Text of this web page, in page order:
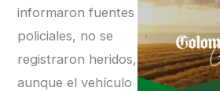
informaron fuentes
policiales, no se
registraron heridos,
aunque el vehículo